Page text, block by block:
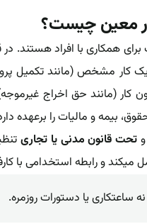
معین چیست؟
همکاری با افراد هستند. در
کار‌ مشخص (مانند تکمیل
(مانند حق اخراج
بیمه و مالیات را برعهده
تحت قانون مدنی یا تجاری
و رابطه استخدامی با
ساعتکاری یا دستورات روزمره.